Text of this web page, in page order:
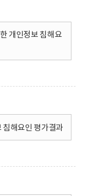
개인정보 침해요
침해요인 평가결과